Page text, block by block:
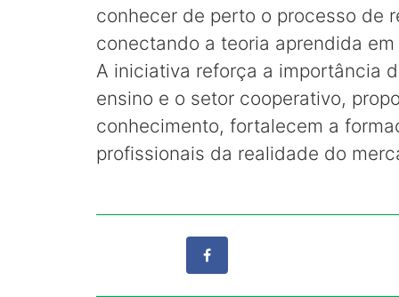
conhecer de perto o processo de
conectando a teoria aprendida
A iniciativa reforça a importância
ensino e o setor cooperativo,
conhecimento, fortalecem a
profissionais da realidade do